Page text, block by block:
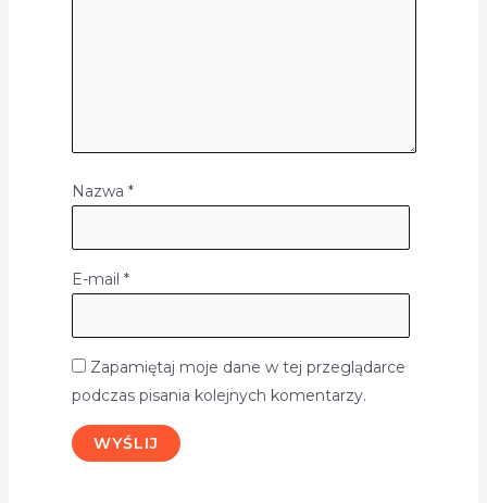
Nazwa *
E-mail *
Zapamiętaj moje dane w tej przeglądarce
podczas pisania kolejnych komentarzy.